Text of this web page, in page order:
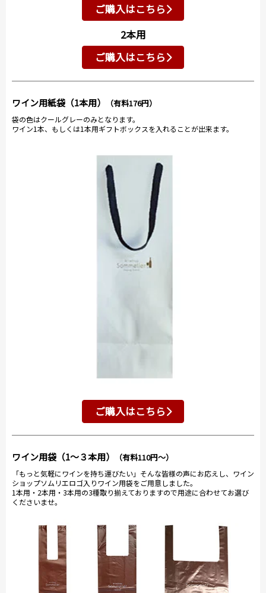
ご購入はこちら
2本用
ご購入はこちら
ワイン用紙袋（1本用） （有料176円）
袋の色はクールグレーのみとなります。
ワイン1本、もしくは1本用ギフトボックスを入れることが出来ます。
ご購入はこちら
ワイン用袋（1～３本用） （有料110円～）
「もっと気軽にワインを持ち運びたい」そんな皆様の声にお応えし、ワイン
ショップソムリエロゴ入りワイン用袋をご用意しました。
1本用・2本用・3本用の3種取り揃えておりますので用途に合わせてお選び
くださいませ。